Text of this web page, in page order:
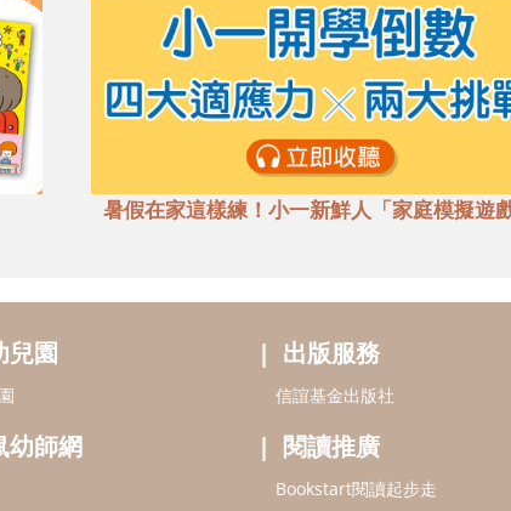
暑假在家這樣練！小一新鮮人「家庭模擬遊
兒園
幼師網
出版服務
信誼基金出版社
閱讀推廣
Bookstart閱讀起步走